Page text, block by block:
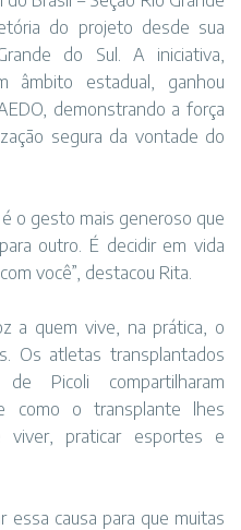
do projeto desde sua
do Sul. A iniciativa,
âmbito estadual, ganhou
demonstrando a força
segura da vontade do
o gesto mais generoso que
outro. É decidir em vida
você”, destacou Rita.
a quem vive, na prática, o
Os atletas transplantados
Picoli compartilharam
como o transplante lhes
viver, praticar esportes e
essa causa para que muitas